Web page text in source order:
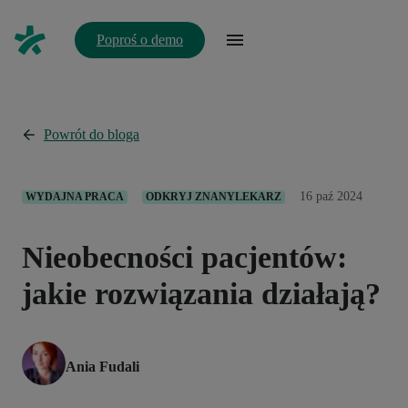
Poproś o demo
Powrót do bloga
WYDAJNA PRACA ODKRYJ ZNANYLEKARZ 16 paź 2024
Nieobecności pacjentów:
jakie rozwiązania działają?
Ania Fudali